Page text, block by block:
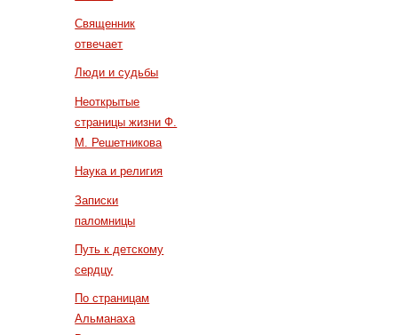
Священник
отвечает
Люди и судьбы
Неоткрытые
страницы жизни Ф.
М. Решетникова
Наука и религия
Записки
паломницы
Путь к детскому
сердцу
По страницам
Альманаха